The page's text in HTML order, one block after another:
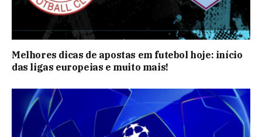
Melhores dicas de apostas em futebol hoje: início
das ligas europeias e muito mais!